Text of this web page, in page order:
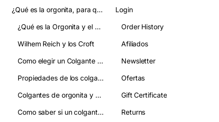
¿Qué es la orgonita, para qué sirve y cómo se usa? Guia Completa
¿Qué es la Orgonita y el Orgon?
Wilhem Reich y los Croft
Como elegir un Colgante de Orgonita:guia clara para acertar en tu eleccion
Propiedades de los colgantes de orgonita
Colgantes de orgonita y chakras: qué relación tienen
Como saber si un colgante de orgonita es autentico y evitar imitaciones
Login
Order History
Afiliados
Newsletter
Ofertas
Gift Certificate
Returns